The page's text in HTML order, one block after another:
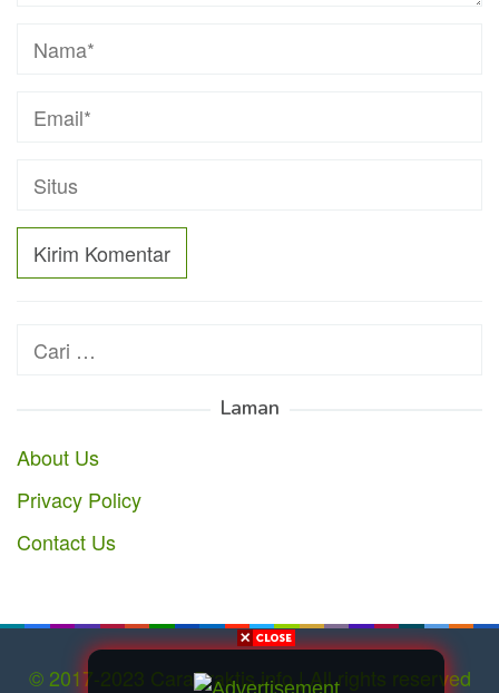
Cari
Laman
About Us
Privacy Policy
Contact Us
© 2017-2023 CaraPraktis.info | All rights reserved